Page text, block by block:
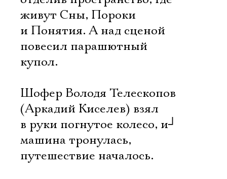
живут Сны, Пороки
и Понятия. А над сценой
повесил парашютный
купол.
Шофер Володя Телескопов
(Аркадий Киселев) взял
в руки погнутое колесо, и┘
машина тронулась,
путешествие началось.